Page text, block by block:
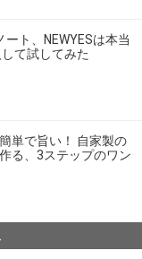
ト、NEWYESは本当
て試してみた
単で旨い！ 自家製の
る、3ステップのワン